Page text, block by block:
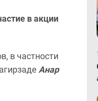
в акции
в частности
Анар